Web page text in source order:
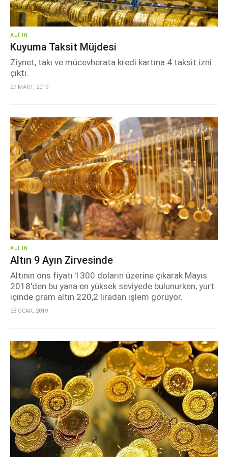
ALTIN
Kuyuma Taksit Müjdesi
Ziynet, takı ve mücevherata kredi kartına 4 taksit izni
çıktı.
27 MART, 2019
ALTIN
Altın 9 Ayın Zirvesinde
Altının ons fiyatı 1300 doların üzerine çıkarak Mayıs
2018'den bu yana en yüksek seviyede bulunurken, yurt
içinde gram altın 220,2 liradan işlem görüyor.
28 OCAK, 2019